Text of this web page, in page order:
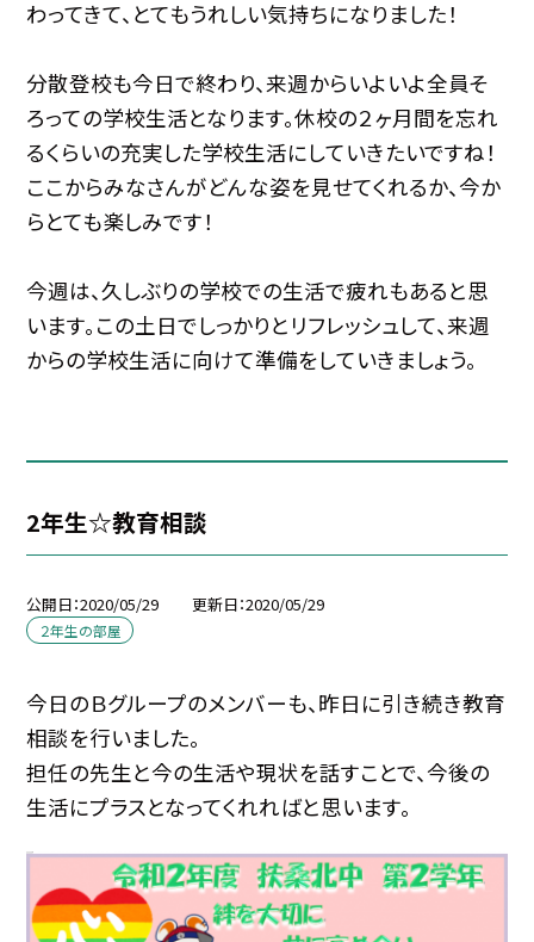
わってきて、とてもうれしい気持ちになりました！
分散登校も今日で終わり、来週からいよいよ全員そ
ろっての学校生活となります。休校の２ヶ月間を忘れ
るくらいの充実した学校生活にしていきたいですね！
ここからみなさんがどんな姿を見せてくれるか、今か
らとても楽しみです！
今週は、久しぶりの学校での生活で疲れもあると思
います。この土日でしっかりとリフレッシュして、来週
からの学校生活に向けて準備をしていきましょう。
2年生☆教育相談
公開日 2020/05/29 更新日 2020/05/29
２年生の部屋
今日のＢグループのメンバーも、昨日に引き続き教育
相談を行いました。
担任の先生と今の生活や現状を話すことで、今後の
生活にプラスとなってくれればと思います。